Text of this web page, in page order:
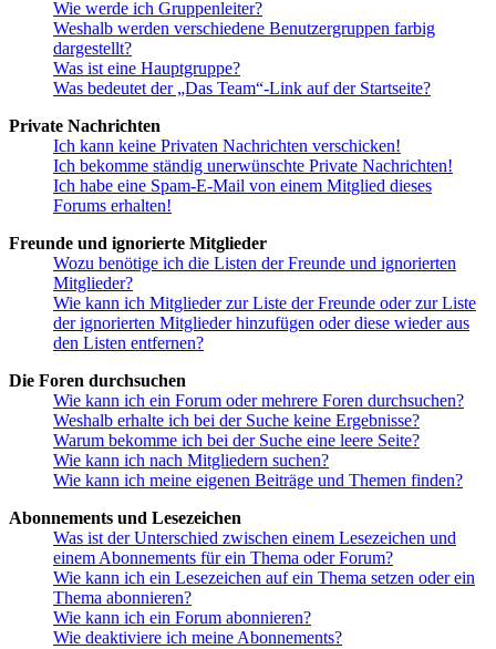
Wie werde ich Gruppenleiter?
Weshalb werden verschiedene Benutzergruppen farbig
dargestellt?
Was ist eine Hauptgruppe?
Was bedeutet der „Das Team“-Link auf der Startseite?
Private Nachrichten
Ich kann keine Privaten Nachrichten verschicken!
Ich bekomme ständig unerwünschte Private Nachrichten!
Ich habe eine Spam-E-Mail von einem Mitglied dieses
Forums erhalten!
Freunde und ignorierte Mitglieder
Wozu benötige ich die Listen der Freunde und ignorierten
Mitglieder?
Wie kann ich Mitglieder zur Liste der Freunde oder zur Liste
der ignorierten Mitglieder hinzufügen oder diese wieder aus
den Listen entfernen?
Die Foren durchsuchen
Wie kann ich ein Forum oder mehrere Foren durchsuchen?
Weshalb erhalte ich bei der Suche keine Ergebnisse?
Warum bekomme ich bei der Suche eine leere Seite?
Wie kann ich nach Mitgliedern suchen?
Wie kann ich meine eigenen Beiträge und Themen finden?
Abonnements und Lesezeichen
Was ist der Unterschied zwischen einem Lesezeichen und
einem Abonnements für ein Thema oder Forum?
Wie kann ich ein Lesezeichen auf ein Thema setzen oder ein
Thema abonnieren?
Wie kann ich ein Forum abonnieren?
Wie deaktiviere ich meine Abonnements?